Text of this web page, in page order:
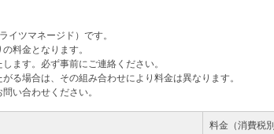
イツマネージド）です。
料金となります。
ます。必ず事前にご連絡ください。
る場合は、その組み合わせにより料金は異なります。
い合わせください。
料金（消費税別